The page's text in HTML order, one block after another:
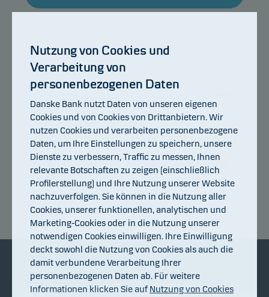
95
97
99
101
08.07.2026 14.07.2026 20.07.2026 24.07.2026 30.07.2026 05.08.2026
Rendite-Index
Über Danske Invest
Responsible
Nutzung von Cookies und
Verarbeitung von
personenbezogenen Daten
Danske Bank nutzt Daten von unseren eigenen
Cookies und von Cookies von Drittanbietern. Wir
nutzen Cookies und verarbeiten personenbezogene
Daten, um Ihre Einstellungen zu speichern, unsere
Dienste zu verbessern, Traffic zu messen, Ihnen
relevante Botschaften zu zeigen (einschließlich
Profilerstellung) und Ihre Nutzung unserer Website
nachzuverfolgen. Sie können in die Nutzung aller
Cookies, unserer funktionellen, analytischen und
Marketing-Cookies oder in die Nutzung unserer
notwendigen Cookies einwilligen. Ihre Einwilligung
deckt sowohl die Nutzung von Cookies als auch die
damit verbundene Verarbeitung Ihrer
personenbezogenen Daten ab. Für weitere
Informationen klicken Sie auf Nutzung von Cookies